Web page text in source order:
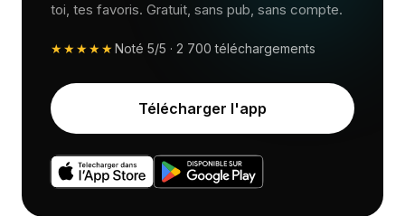
toi, tes favoris. Gratuit, sans pub, sans compte.
★★★★★Noté 5/5 · 2 700 téléchargements
Télécharger l'app